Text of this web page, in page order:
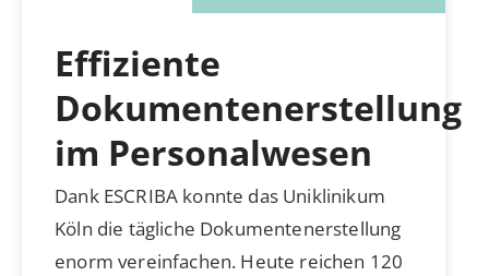
Effiziente
Dokumentenerstellung
im Personalwesen
Dank ESCRIBA konnte das Uniklinikum
Köln die tägliche Dokumentenerstellung
enorm vereinfachen. Heute reichen 120